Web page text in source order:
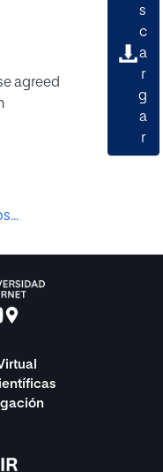
agreed
s
c
a
r
g
a
r